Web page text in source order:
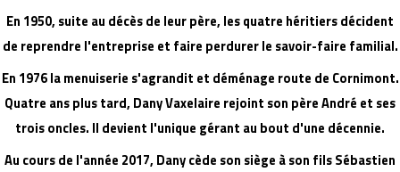
En 1950, suite au décès de leur père, les quatre héritiers décident
de reprendre l'entreprise et faire perdurer le savoir-faire familial.
En 1976 la menuiserie s'agrandit et déménage route de Cornimont.
Quatre ans plus tard, Dany Vaxelaire rejoint son père André et ses
trois oncles. Il devient l'unique gérant au bout d'une décennie.
Au cours de l'année 2017, Dany cède son siège à son fils Sébastien